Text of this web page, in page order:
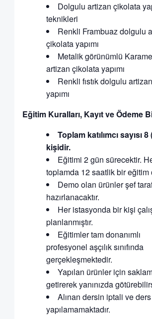
Dolgulu artizan çikolata
teknikleri
Renkli Frambuaz dolgulu
çikolata yapımı
Metalik görünümlü
artizan çikolata yapımı
Renkli fıstık dolgulu
yapımı
Eğitim Kuralları, Kayıt ve Ödeme
Toplam katılımcı sayısı
kişidir.
Eğitimi 2 gün sürecektir.
toplamda 12 saatlik bir eğitim
Demo olan ürünler şef
hazırlanacaktır.
Her istasyonda bir kişi
planlanmıştır.
Eğitimler tam donanımlı
profesyonel aşçılık sınıfında
gerçekleşmektedir.
Yapılan ürünler için
getirerek yanınızda
Alınan dersin iptali ve
yapılamamaktadır.